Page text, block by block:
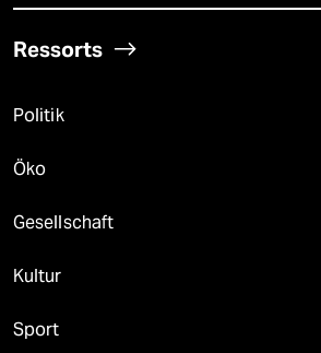
Ressorts
Politik
Öko
Gesellschaft
Kultur
Sport